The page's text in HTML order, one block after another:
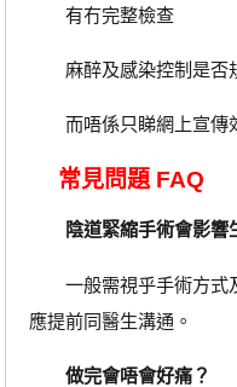
有冇完整檢查
麻醉及感染控制是否
而唔係只睇網上宣傳
常見問題 FAQ
陰道緊縮手術會影響
一般需視乎手術方式及
應提前同醫生溝通。
做完會唔會好痛？